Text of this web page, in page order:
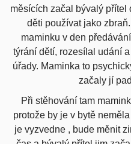
měsících začal bývalý přítel
děti používat jako
maminku v den
týrání dětí, rozesílal udání
úřady. Maminka to
začaly jí
Při stěhování tam
protože by je v bytě
je vyzvedne , bude měnit